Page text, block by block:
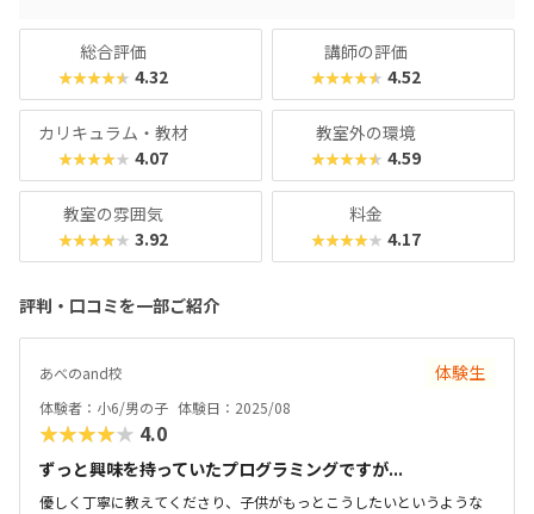
総合評価
★★★★★ 4.32
講師の評価
★★★★★ 4.52
カリキュラム・教材
★★★★★ 4.07
教室外の環境
★★★★★ 4.59
教室の雰囲気
★★★★★ 3.92
料金
★★★★★ 4.17
評判・口コミを一部ご紹介
あべのand校 体験生
体験者：小6/男の子 体験日：2025/08
★★★★★ 4.0
ずっと興味を持っていたプログラミングですが...
優しく丁寧に教えてくださり、子供がもっとこうしたいというような